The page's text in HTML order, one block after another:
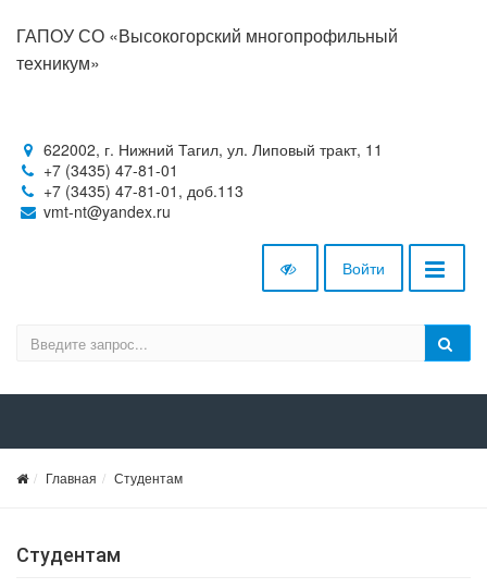
ГАПОУ СО «Высокогорский многопрофильный
техникум»
622002, г. Нижний Тагил, ул. Липовый тракт, 11
+7 (3435) 47-81-01
+7 (3435) 47-81-01, доб.113
vmt-nt@yandex.ru
Войти
Главная Студентам
Студентам